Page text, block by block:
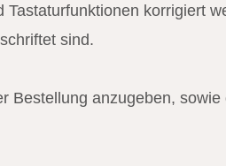
korrigiert
sind.
Bestellung anzugeben, sowie